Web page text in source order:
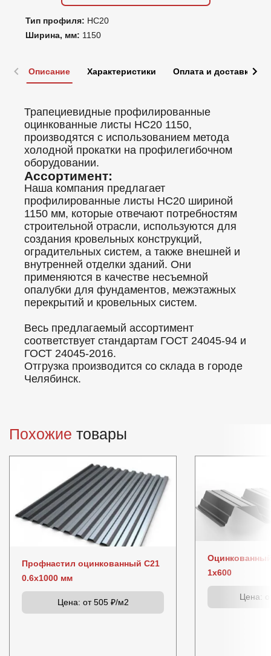
Тип профиля: НС20
Ширина, мм: 1150
Описание Характеристики Оплата и доставка
Трапециевидные профилированные
оцинкованные листы НС20 1150,
производятся с использованием метода
холодной прокатки на профилегибочном
оборудовании.
Ассортимент:
Наша компания предлагает
профилированные листы НС20 шириной
1150 мм, которые отвечают потребностям
строительной отрасли, используются для
создания кровельных конструкций,
оградительных систем, а также внешней и
внутренней отделки зданий. Они
применяются в качестве несъемной
опалубки для фундаментов, межэтажных
перекрытий и кровельных систем.
Весь предлагаемый ассортимент
соответствует стандартам ГОСТ 24045-94 и
ГОСТ 24045-2016.
Отгрузка производится со склада в городе
Челябинск.
Похожие товары
Профнастил оцинкованный C21
0.6x1000 мм
Цена: от 505 ₽/м2
1x600
Цена: